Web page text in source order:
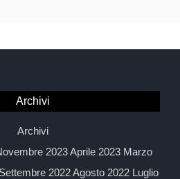
Archivi
Archivi
2023 Aprile 2023 Marzo
2022 Agosto 2022 Luglio